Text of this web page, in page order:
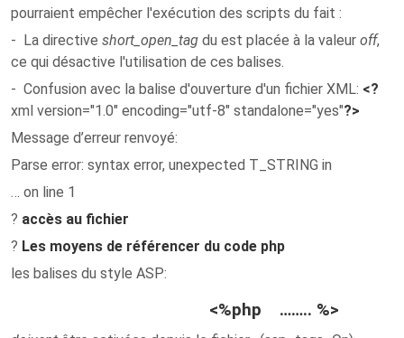
pourraient empêcher l'exécution des scripts du fait :
- La directive short_open_tag du est placée à la valeur off,
ce qui désactive l'utilisation de ces balises.
- Confusion avec la balise d'ouverture d'un fichier XML: <?
xml version="1.0" encoding="utf-8" standalone="yes"?>
Message d’erreur renvoyé:
Parse error: syntax error, unexpected T_STRING in
… on line 1
? accès au fichier
? Les moyens de référencer du code php
les balises du style ASP:
<%php …….. %>